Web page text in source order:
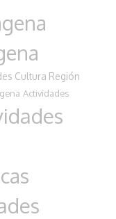
Cultura Región
Actividades